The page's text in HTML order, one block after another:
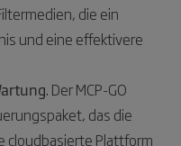
die ein
und eine effektivere
. Der MCP-GO
das die
cloudbasierte Plattform